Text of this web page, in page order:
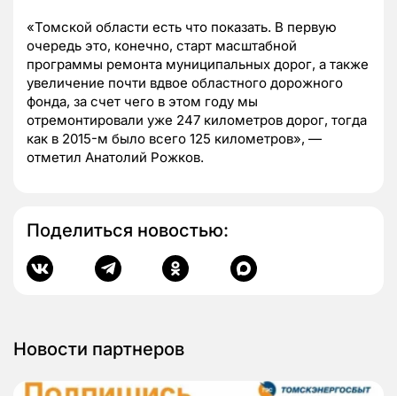
«Томской области есть что показать. В первую
очередь это, конечно, старт масштабной
программы ремонта муниципальных дорог, а также
увеличение почти вдвое областного дорожного
фонда, за счет чего в этом году мы
отремонтировали уже 247 километров дорог, тогда
как в 2015-м было всего 125 километров», —
отметил Анатолий Рожков.
Поделиться новостью:
Новости партнеров